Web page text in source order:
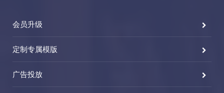
会员升级
定制专属模版
广告投放